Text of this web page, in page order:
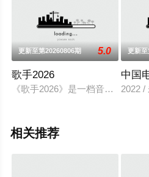
更新至第20260806期 5.0
歌手2026
《歌手2026》是一档音乐交流
更新
中国
2022 /
相关推荐